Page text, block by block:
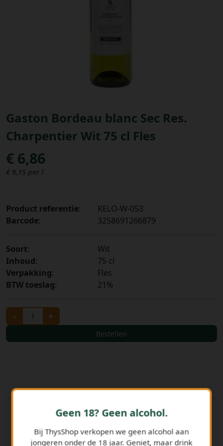
Gaston Bordeau blanc Sec Res.
Charpentier Wit 75 cl Fles
€ 6,86
€ 9,15 per l
Product referentie:
KELO-W-053
Barcode: 3258691266879
Soort:
Wit
Inhoud:
75 cl
Verpakking:
Fles
BTW toeslag: 21%
- +
Bestellen
Geen 18? Geen alcohol.
Bij ThysShop verkopen we geen alcohol aan
jongeren onder de 18 jaar. Geniet, maar drink